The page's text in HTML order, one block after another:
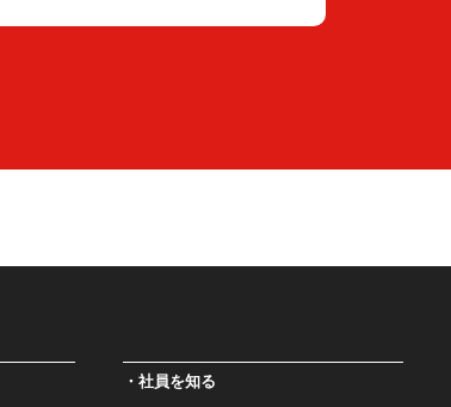
社員を知る